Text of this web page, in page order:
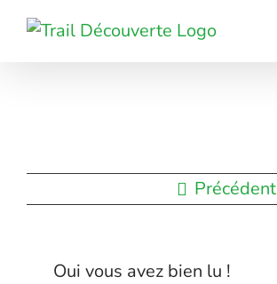
Passer
Précédent
Oui vous avez bien lu !